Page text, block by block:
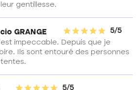
gentillesse.
GRANGE
5/5
impeccable. Depuis que je
Ils sont entouré des personnes
5/5